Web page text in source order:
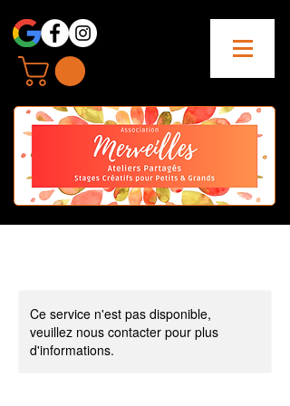
Ce service n'est pas disponible,
veuillez nous contacter pour plus
d'informations.